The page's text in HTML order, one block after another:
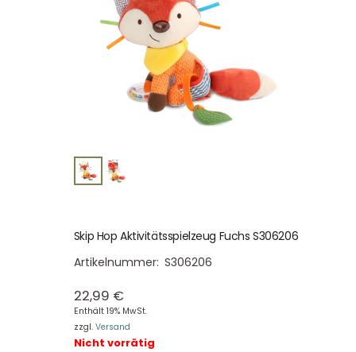
Skip Hop Aktivitätsspielzeug Fuchs S306206
Artikelnummer: S306206
22,99 €
Enthält 19% MwSt.
zzgl. Versand
Nicht vorrätig